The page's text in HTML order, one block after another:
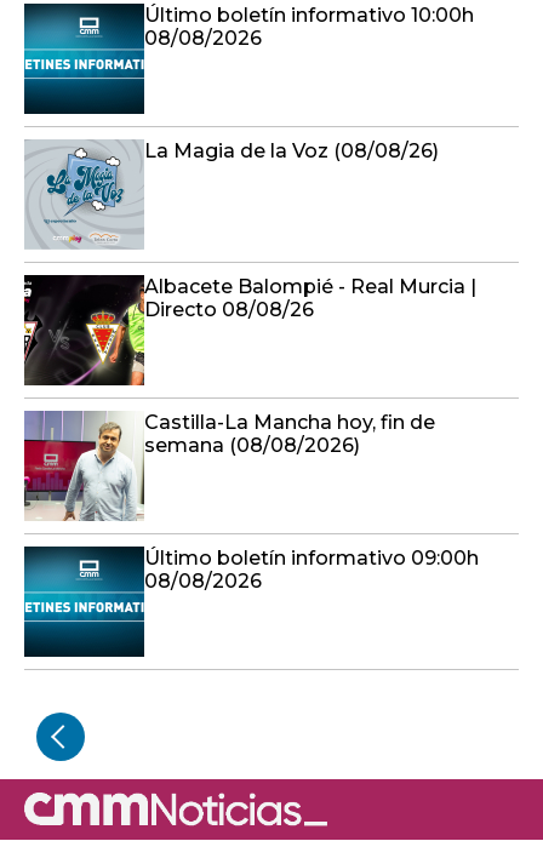
Último boletín informativo 10:00h
08/08/2026
La Magia de la Voz (08/08/26)
Albacete Balompié - Real Murcia |
Directo 08/08/26
Castilla-La Mancha hoy, fin de
semana (08/08/2026)
Último boletín informativo 09:00h
08/08/2026